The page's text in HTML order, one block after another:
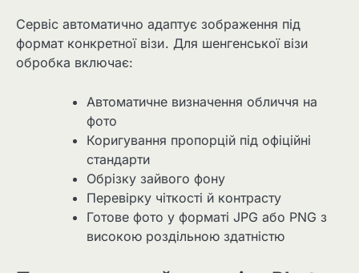
Сервіс автоматично адаптує зображення під
формат конкретної візи. Для шенгенської візи
обробка включає:
Автоматичне визначення обличчя на
фото
Коригування пропорцій під офіційні
стандарти
Обрізку зайвого фону
Перевірку чіткості й контрасту
Готове фото у форматі JPG або PNG з
високою роздільною здатністю